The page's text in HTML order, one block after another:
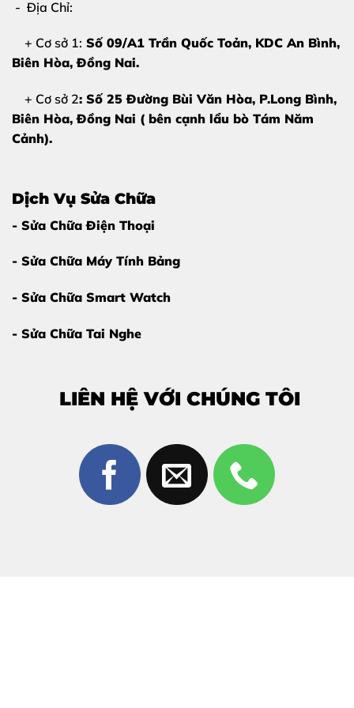
Pin báo ảo, % nhảy không ổn định
Khi gặp các dấu hiệu trên, bạn nên
hưởng main, màn hình và các linh kiện khác.
Giữa rất nhiều cửa hàng sửa chữa,
vẫn là lựa chọn hàng đầu của khách hàng khi cần
ưu điểm vượt trội:
Kỹ thuật viên tay nghề cao
Nhiều năm kinh nghiệm sửa chữa Apple Watch
Pin chất lượng – tương thích hoàn hảo
Dung lượng chuẩn, tuổi thọ cao
An toàn – không phồng – không chai nhanh
Thay nhanh – lấy liền
- Địa Chỉ:
+ Cơ sở 1: Số 09/A1 Trần Quốc Toản, KDC An Bình,
Biên Hòa, Đồng Nai.
+ Cơ sở 2: Số 25 Đường Bùi Văn Hòa, P.Long Bình,
Biên Hòa, Đồng Nai ( bên cạnh lẩu bò Tám Năm
Cảnh).
Dịch Vụ Sửa Chữa
- Sửa Chữa Điện Thoại
- Sửa Chữa Máy Tính Bảng
- Sửa Chữa Smart Watch
- Sửa Chữa Tai Nghe
LIÊN HỆ VỚI CHÚNG TÔI